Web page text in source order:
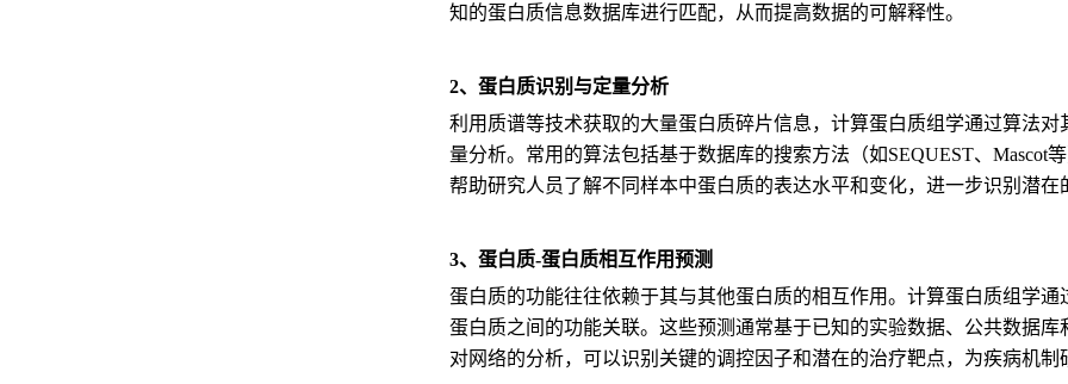
知的蛋白质信息数据库进行匹配，从而提高数据的可解释性。
2、蛋白质识别与定量分析
利用质谱等技术获取的大量蛋白质碎片信息，计算蛋白质组学通过算法
量分析。常用的算法包括基于数据库的搜索方法（如SEQUEST、Mascot
帮助研究人员了解不同样本中蛋白质的表达水平和变化，进一步识别潜在
3、蛋白质-蛋白质相互作用预测
蛋白质的功能往往依赖于其与其他蛋白质的相互作用。计算蛋白质组学
蛋白质之间的功能关联。这些预测通常基于已知的实验数据、公共数据
对网络的分析，可以识别关键的调控因子和潜在的治疗靶点，为疾病机制